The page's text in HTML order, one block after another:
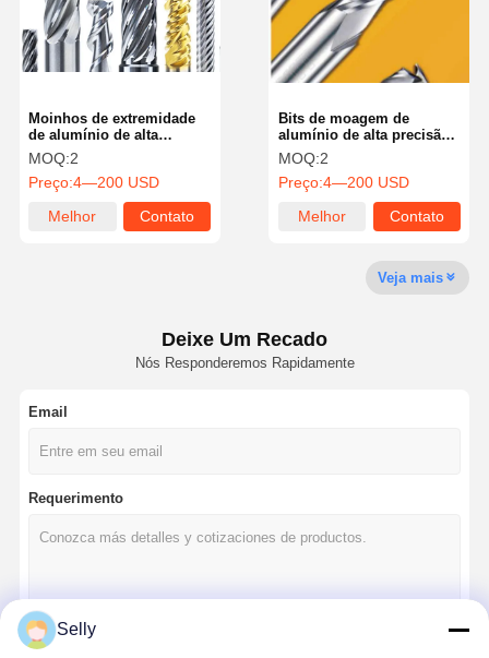
Sobre Nós
Visita À
Controle De
Contacte-
Notícias Casos
Forno de carburo sólido
Exercícios com armas
BTA Perfuração
Broca de U
Bits de moagem de
alumínio de alta precisão
de qualidade profissional
Bits de moagem de
acabamento para alumínio
MOQ:2
Preço:4—200 USD
Melhor
Contato
Moinhos de extremidade
de alumínio de alta
precisão 3 flautas para
corte de alto desempenho
MOQ:2
Preço:4—200 USD
Melhor
Contato
Veja mais
Deixe Um Recado
Nós Responderemos Rapidamente
Email
Requerimento
Selly